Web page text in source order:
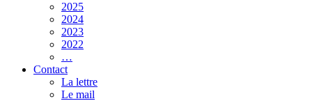
2025
2024
2023
2022
…
Contact
La lettre
Le mail